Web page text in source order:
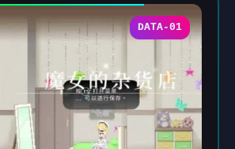
DATA-01